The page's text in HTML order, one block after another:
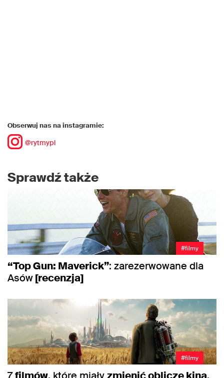
Obserwuj nas na instagramie:
@rytmypl
Sprawdź także
#filmy
“Top Gun: Maverick”: zarezerwowane dla
Asów[recenzja]
#filmy
7filmów, które miałyzmienić oblicze kina.